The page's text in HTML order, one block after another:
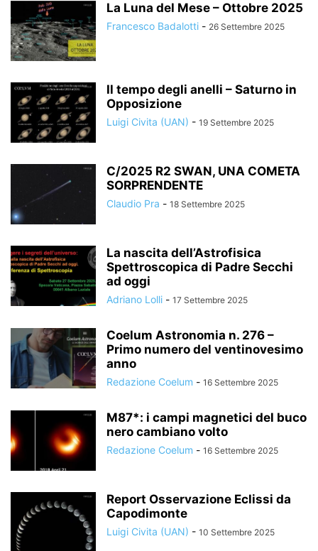
La Luna del Mese – Ottobre 2025
Francesco Badalotti - 26 Settembre 2025
Il tempo degli anelli – Saturno in
Opposizione
Luigi Civita (UAN) - 19 Settembre 2025
C/2025 R2 SWAN, UNA COMETA
SORPRENDENTE
Claudio Pra - 18 Settembre 2025
La nascita dell’Astrofisica
Spettroscopica di Padre Secchi
ad oggi
Adriano Lolli - 17 Settembre 2025
Coelum Astronomia n. 276 –
Primo numero del ventinovesimo
anno
Redazione Coelum - 16 Settembre 2025
M87*: i campi magnetici del buco
nero cambiano volto
Redazione Coelum - 16 Settembre 2025
Report Osservazione Eclissi da
Capodimonte
Luigi Civita (UAN) - 10 Settembre 2025